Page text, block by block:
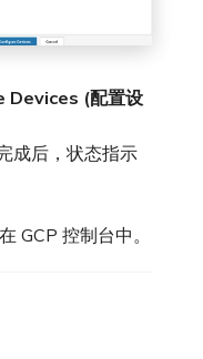
Devices (配置设
成后，状态指示
GCP 控制台中。